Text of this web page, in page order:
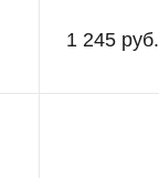
1 245 руб.